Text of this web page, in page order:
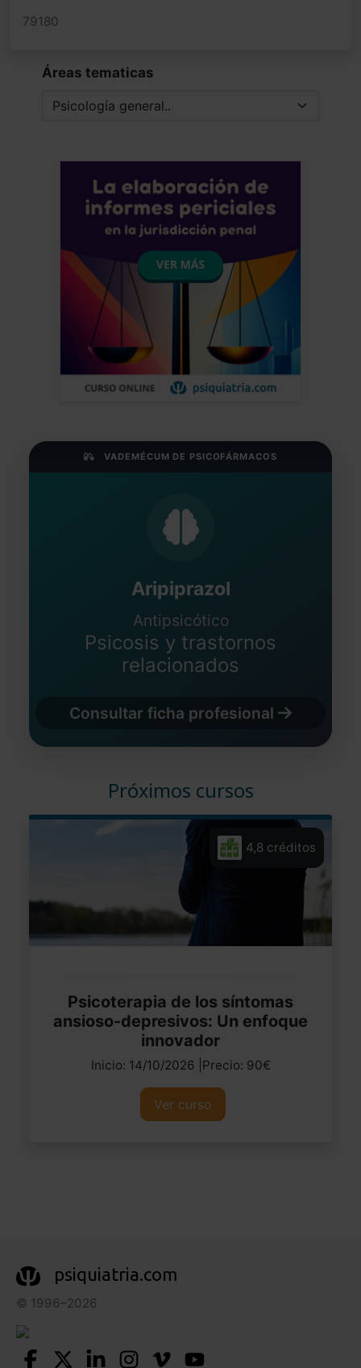
79180
Áreas tematicas
VADEMÉCUM DE PSICOFÁRMACOS
Aripiprazol
Antipsicótico
Psicosis y trastornos
relacionados
Consultar ficha profesional
Próximos cursos
4,8 créditos
Psicoterapia de los síntomas
ansioso-depresivos: Un enfoque
innovador
Inicio: 14/10/2026 |Precio: 90€
Ver curso
psiquiatria.com
© 1996–2026